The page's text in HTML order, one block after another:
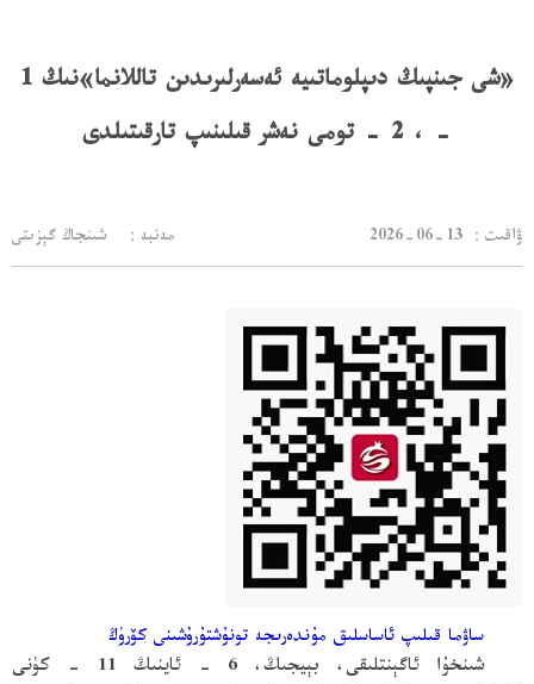
«شى جىنپىڭ دىپلوماتىيە ئەسەرلىرىدىن تاللانما»نىڭ 1
- ، 2 - تومى نەشر قىلىنىپ تارقىتىلدى
2026-06-13 ：ۋاقىت مەنبە： شىنجاڭ گېزىتى
ساۋما قىلىپ ئاساسلىق مۇندەرىجە تونۇشتۇرۇشىنى كۆرۈڭ
شىنخۇا ئاگېنتلىقى، بېيجىڭ، 6 - ئاينىڭ 11 - كۈنى